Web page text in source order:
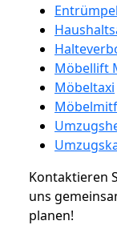
Möbellift
Möbeltaxi
Kontaktieren
uns
planen!